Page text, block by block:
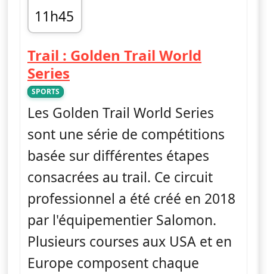
11h45
fin 13h45
Trail : Golden Trail World
Series
SPORTS
Les Golden Trail World Series
sont une série de compétitions
basée sur différentes étapes
consacrées au trail. Ce circuit
professionnel a été créé en 2018
par l'équipementier Salomon.
Plusieurs courses aux USA et en
Europe composent chaque